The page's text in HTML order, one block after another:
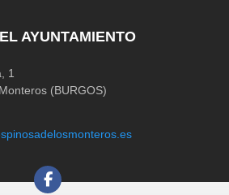
AYUNTAMIENTO
1
(BURGOS)